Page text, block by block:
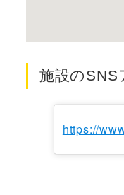
施設のSNS
https://